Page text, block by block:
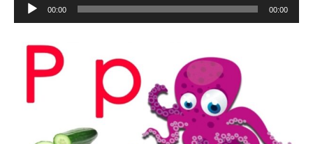
Reproductor
de
audio
00:00 00:00